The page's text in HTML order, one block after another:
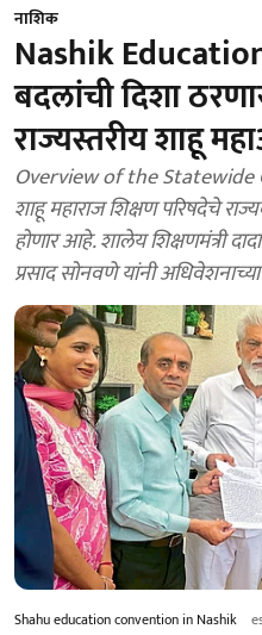
नाशिक
Nashik
बदलांची दिशा
राज्यस्तरीय शाहू
Overview of the Statewide
शाहू महाराज शिक्षण परिषदेचे
होणार आहे. शालेय शिक्षणमंत्री
प्रसाद सोनवणे यांनी
Shahu education convention in Nashik